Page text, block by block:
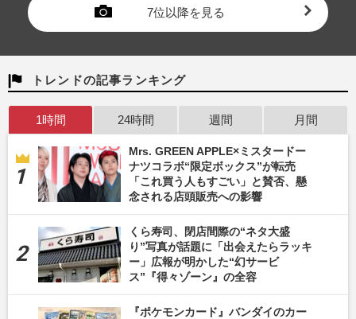
7位以降を見る
トレンドの記事ランキング
1時間 24時間 週間 月間
Mrs. GREEN APPLE×ミスタードー
ナツコラボ“限定ボックス”が転売
「これ買う人もすごい」と賛否、懸
念される店頭販売への影響
くら寿司、閉店間際の“ネタ大盛
り”写真が話題に「出会えたらラッキ
ー」広報が明かした“幻サービ
ス”『得々ゾーン』の全容
『ポケモンカード』バンダイのカー